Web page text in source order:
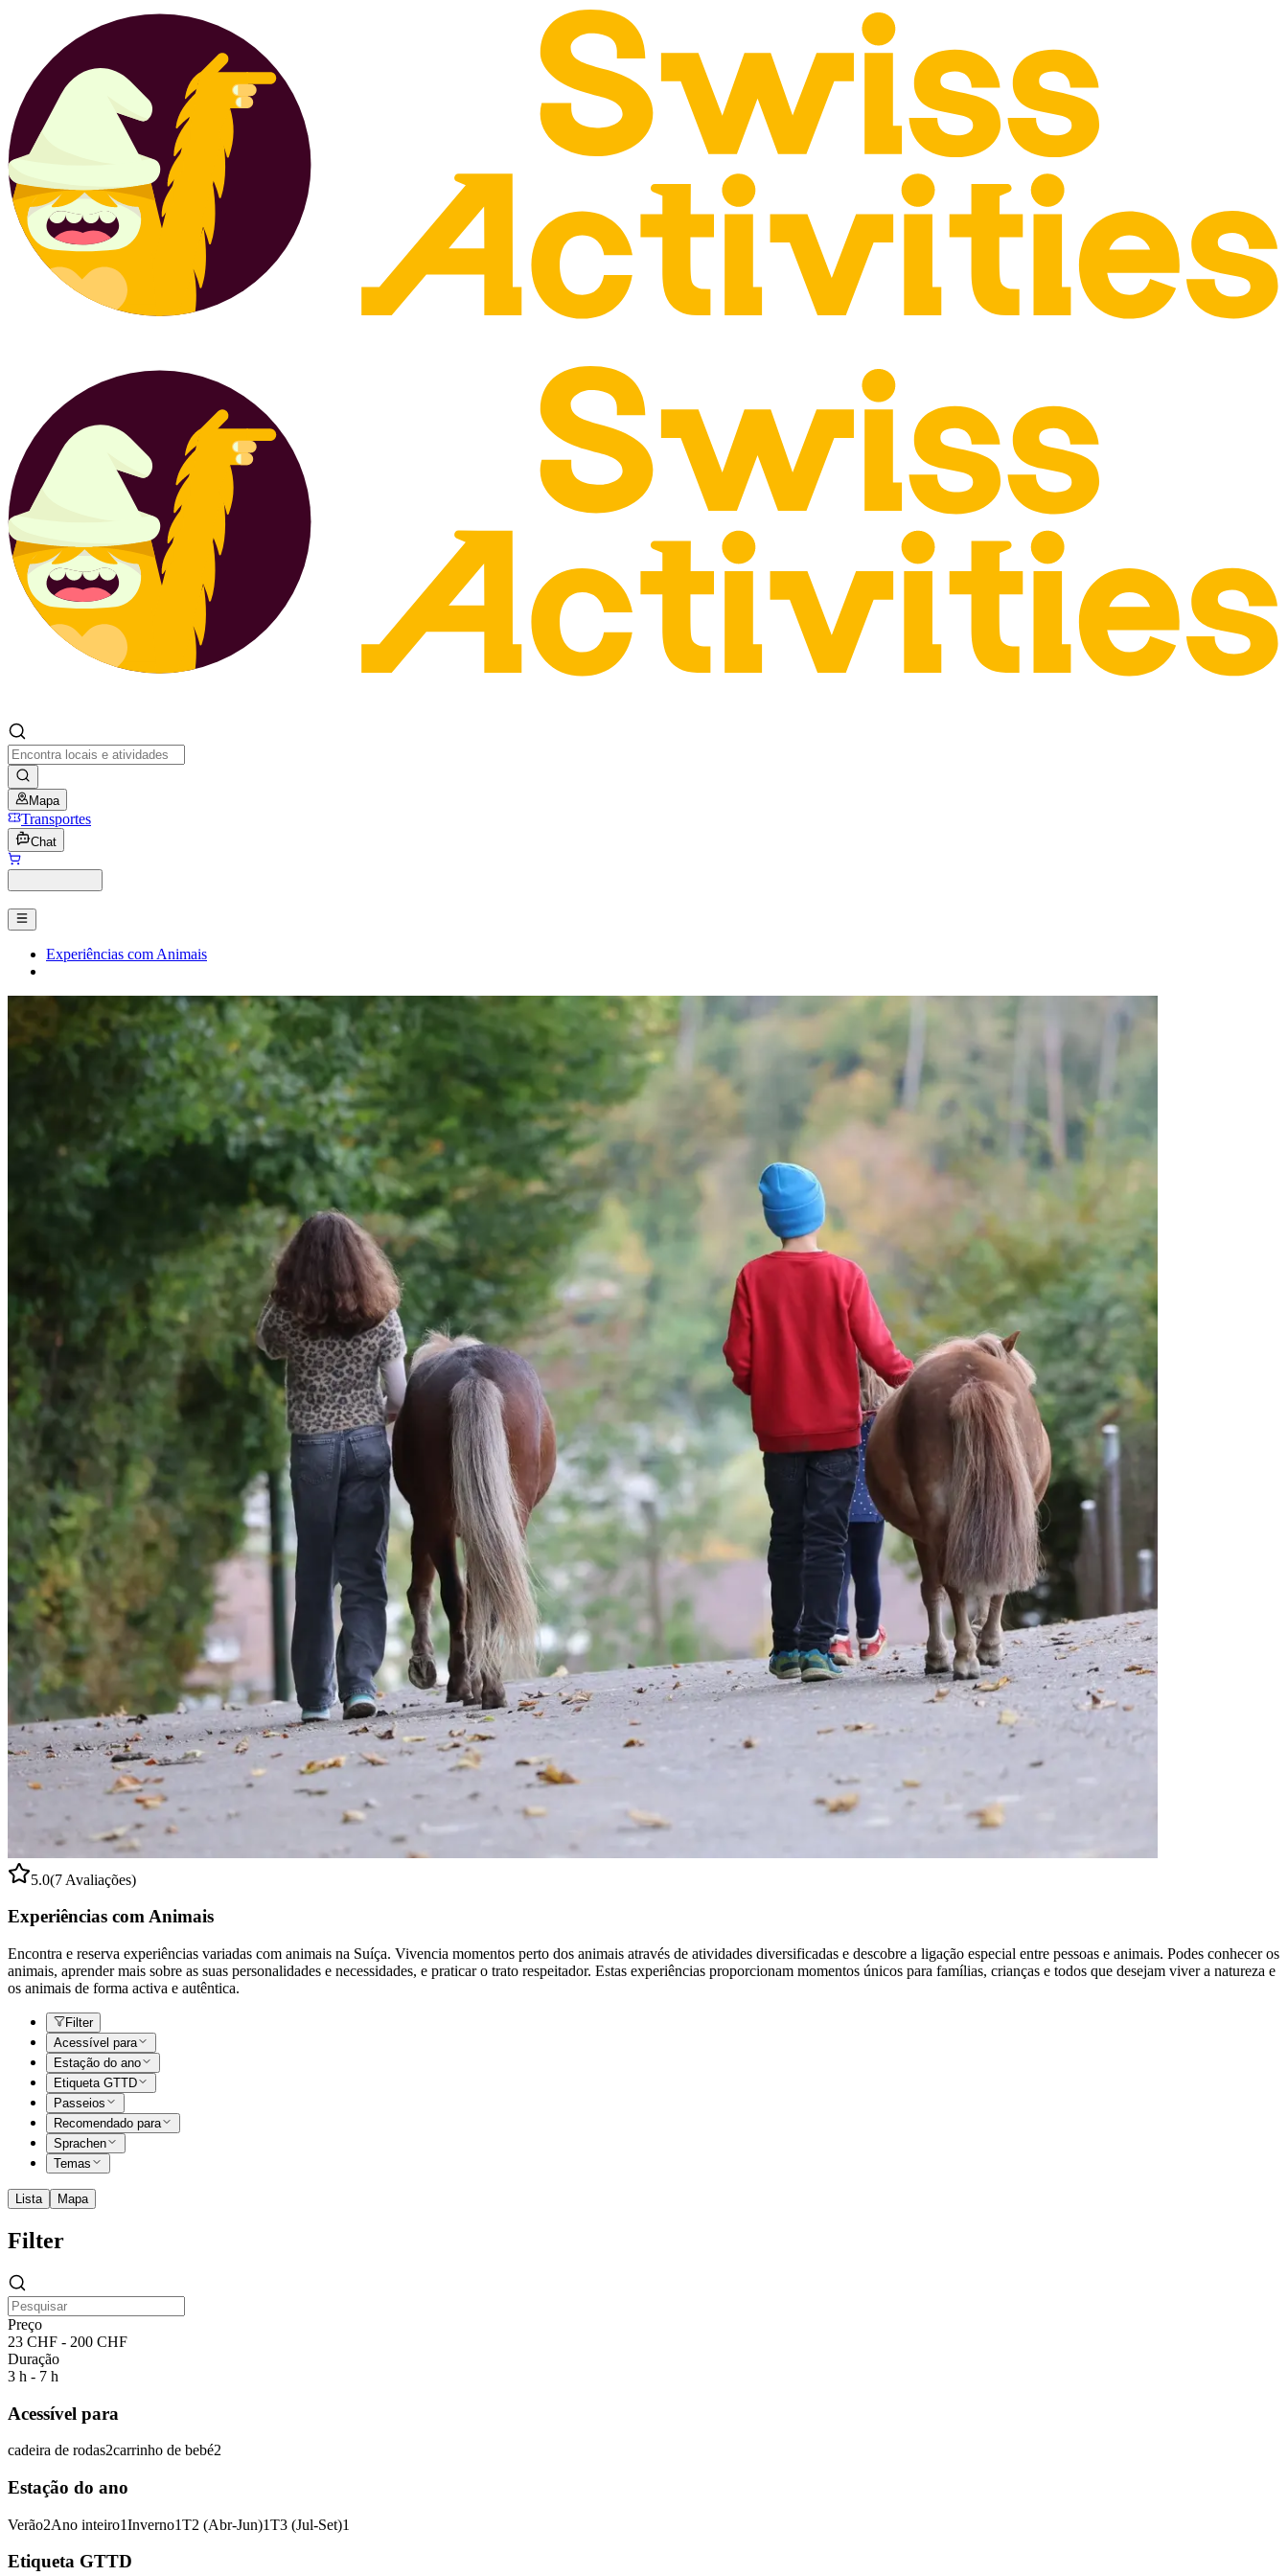
Mapa
Transportes
Chat
Experiências com Animais
5.0(7 Avaliações)
Experiências com Animais
Encontra e reserva experiências variadas com animais na Suíça. Vivencia momentos perto dos animais através de atividades diversificadas e descobre a ligação especial entre pessoas e animais. Podes conhecer os
animais, aprender mais sobre as suas personalidades e necessidades, e praticar o trato respeitador. Estas experiências proporcionam momentos únicos para famílias, crianças e todos que desejam viver a natureza e
os animais de forma activa e autêntica.
Filter
Acessível para
Estação do ano
Etiqueta GTTD
Passeios
Recomendado para
Sprachen
Temas
Lista Mapa
Filter
Preço
23 CHF - 200 CHF
Duração
3 h - 7 h
Acessível para
cadeira de rodas2carrinho de bebé2
Estação do ano
Verão2Ano inteiro1Inverno1T2 (Abr-Jun)1T3 (Jul-Set)1
Etiqueta GTTD